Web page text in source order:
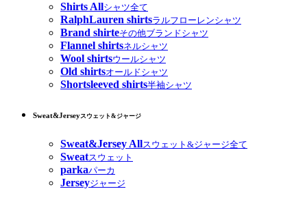
Shirts Allシャツ全て
RalphLauren shirtsラルフローレンシャツ
Brand shirteその他ブランドシャツ
Flannel shirtsネルシャツ
Wool shirtsウールシャツ
Old shirtsオールドシャツ
Shortsleeved shirts半袖シャツ
Sweat&Jerseyスウェット&ジャージ
Sweat&Jersey Allスウェット&ジャージ全て
Sweatスウェット
parkaパーカ
Jerseyジャージ